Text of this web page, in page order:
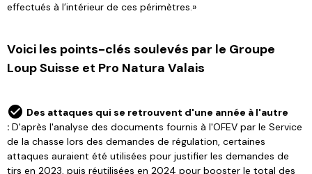
effectués à l’intérieur de ces périmètres.»
Voici les points-clés soulevés par le Groupe
Loup Suisse et Pro Natura Valais
Des attaques qui se retrouvent d'une année à l'autre
: D'après l'analyse des documents fournis à l'OFEV par le Service
de la chasse lors des demandes de régulation, certaines
attaques auraient été utilisées pour justifier les demandes de
tirs en 2023, puis réutilisées en 2024 pour booster le total des